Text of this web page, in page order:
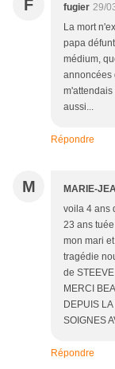
F fugier 29/
La mort
papa
médium,
annoncées
aussi...
Répondre
M MARIE-
voila 4 ans
23 ans
mon mari
tragédie
de
MERCI
DEPUIS
SOIGNES
Répondre